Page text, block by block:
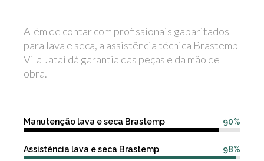
Além de contar com profissionais gabaritados
para lava e seca, a assistência técnica Brastemp
Vila Jataí dá garantia das peças e da mão de
obra.
90%
Manutenção lava e seca Brastemp
98%
Assistência lava e seca Brastemp